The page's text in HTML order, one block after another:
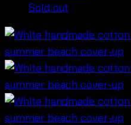
Sold out